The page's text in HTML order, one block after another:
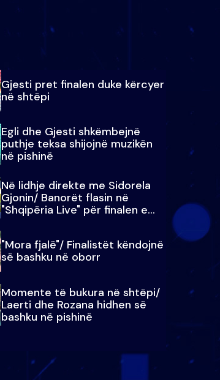
Gjesti pret finalen duke kërcyer
në shtëpi
Egli dhe Gjesti shkëmbejnë
puthje teksa shijojnë muzikën
në pishinë
Në lidhje direkte me Sidorela
Gjonin/ Banorët flasin në
"Shqipëria Live" për finalen e
madhe
"Mora fjalë"/ Finalistët këndojnë
së bashku në oborr
Momente të bukura në shtëpi/
Laerti dhe Rozana hidhen së
bashku në pishinë